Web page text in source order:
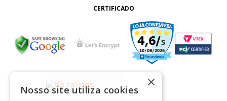
CERTIFICADO
×
Nosso site utiliza cookies